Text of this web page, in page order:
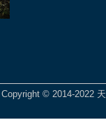
Copyright © 2014-2022